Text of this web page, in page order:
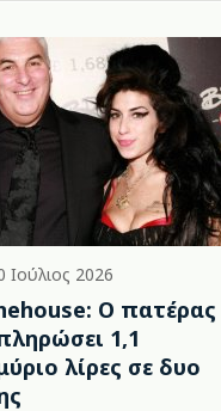
2026
Ο πατέρας
1,1
λίρες σε δυο